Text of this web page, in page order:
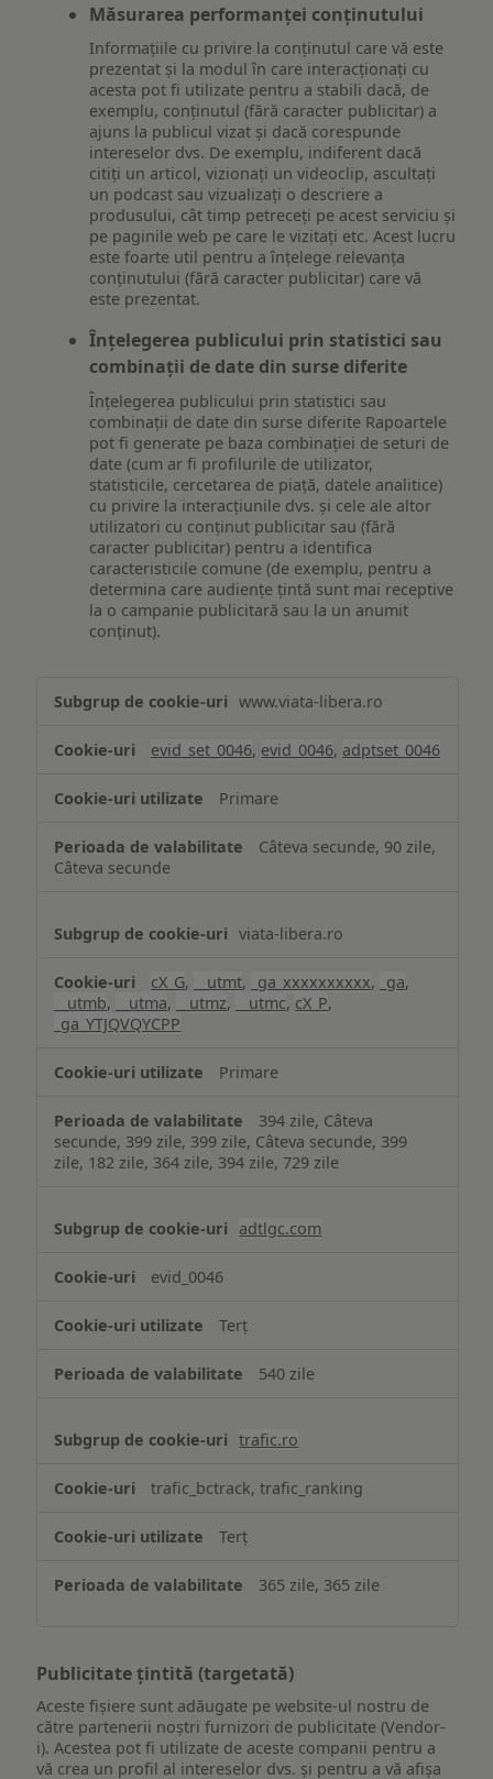
Măsurarea performanței conținutului
Informațiile cu privire la conținutul care vă este
prezentat și la modul în care interacționați cu
acesta pot fi utilizate pentru a stabili dacă, de
exemplu, conținutul (fără caracter publicitar) a
ajuns la publicul vizat și dacă corespunde
intereselor dvs. De exemplu, indiferent dacă
citiți un articol, vizionați un videoclip, ascultați
un podcast sau vizualizați o descriere a
produsului, cât timp petreceți pe acest serviciu și
pe paginile web pe care le vizitați etc. Acest lucru
este foarte util pentru a înțelege relevanța
conținutului (fără caracter publicitar) care vă
este prezentat.
Înțelegerea publicului prin statistici sau
combinații de date din surse diferite
Înțelegerea publicului prin statistici sau
combinații de date din surse diferite Rapoartele
pot fi generate pe baza combinației de seturi de
date (cum ar fi profilurile de utilizator,
statisticile, cercetarea de piață, datele analitice)
cu privire la interacțiunile dvs. și cele ale altor
utilizatori cu conținut publicitar sau (fără
caracter publicitar) pentru a identifica
caracteristicile comune (de exemplu, pentru a
determina care audiențe țintă sunt mai receptive
la o campanie publicitară sau la un anumit
conținut).
www.viata-libera.ro
evid_set_0046, evid_0046, adptset_0046
Primare
Câteva secunde, 90 zile,
Câteva secunde
viata-libera.ro
cX_G, __utmt, _ga_xxxxxxxxxx, _ga,
__utmb, __utma, __utmz, __utmc, cX_P,
_ga_YTJQVQYCPP
Primare
394 zile, Câteva
secunde, 399 zile, 399 zile, Câteva secunde, 399
zile, 182 zile, 364 zile, 394 zile, 729 zile
adtlgc.com
evid_0046
Terț
540 zile
trafic.ro
trafic_bctrack, trafic_ranking
Terț
365 zile, 365 zile
Publicitate țintită (targetată)
Aceste fișiere sunt adăugate pe website-ul nostru de
către partenerii noștri furnizori de publicitate (Vendor-
i). Acestea pot fi utilizate de aceste companii pentru a
vă crea un profil al intereselor dvs. și pentru a vă afișa